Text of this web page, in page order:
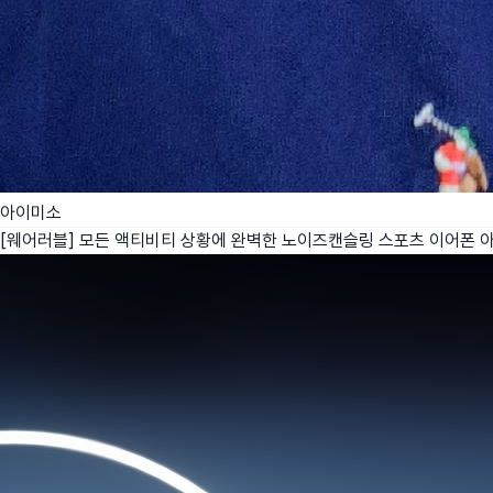
아이미소
[웨어러블] 모든 액티비티 상황에 완벽한 노이즈캔슬링 스포츠 이어폰